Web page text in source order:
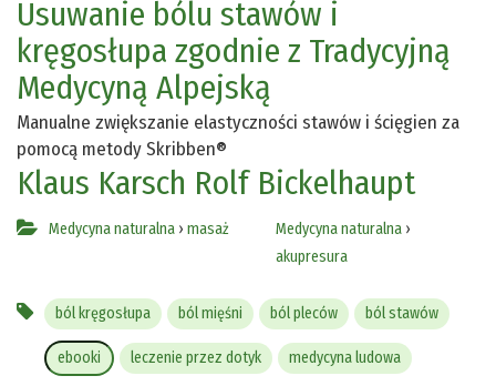
Usuwanie bólu stawów i
kręgosłupa zgodnie z Tradycyjną
Medycyną Alpejską
Manualne zwiększanie elastyczności stawów i ścięgien za
pomocą metody Skribben®
Klaus Karsch Rolf Bickelhaupt
Medycyna naturalna ›masaż Medycyna naturalna›
akupresura
ból kręgosłupa ból mięśni ból pleców ból stawów
ebooki leczenie przez dotyk medycyna ludowa